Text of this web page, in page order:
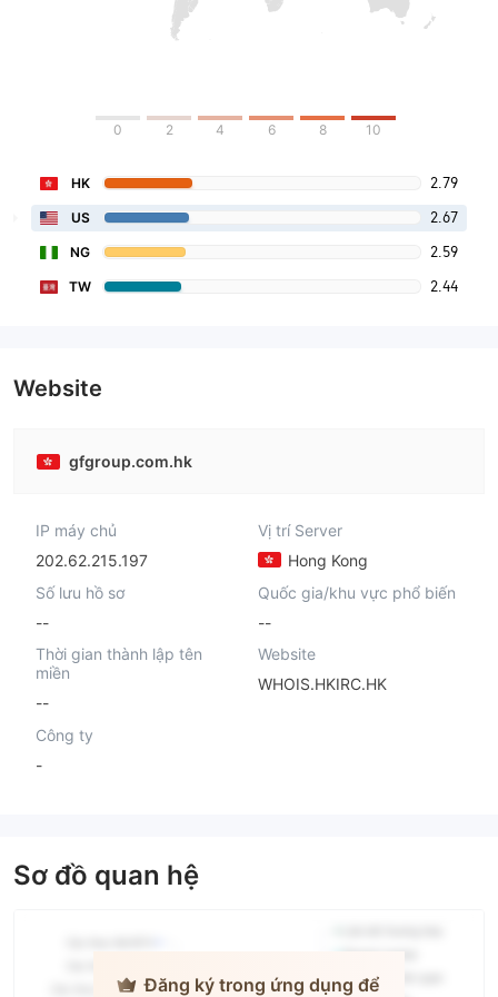
0 2 4 6 8 10
HK 2.79
US 2.67
NG 2.59
TW 2.44
Website
gfgroup.com.hk
IP máy chủ
202.62.215.197
Vị trí Server
Hong Kong
Số lưu hồ sơ
--
Quốc gia/khu vực phổ biến
--
Thời gian thành lập tên
miền
--
Website
WHOIS.HKIRC.HK
Công ty
-
Sơ đồ quan hệ
Đăng ký trong ứng dụng để